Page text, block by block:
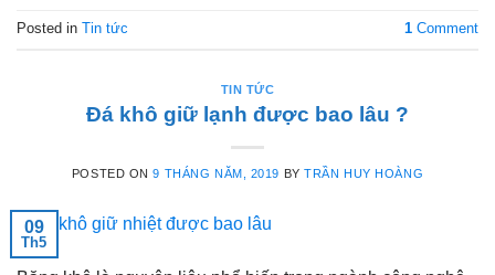
Posted in Tin tức 1 Comment
TIN TỨC
Đá khô giữ lạnh được bao lâu ?
POSTED ON9 THÁNG NĂM, 2019 BYTRẦN HUY HOÀNG
09
Th5